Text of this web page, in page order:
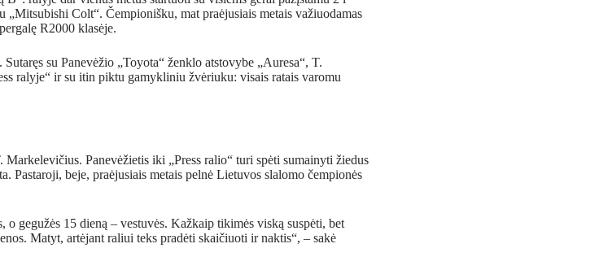
Colt“. Čempionišku, mat praėjusiais metais važiuodamas
R2000 klasėje.
su Panevėžio „Toyota“ ženklo atstovybe „Auresa“, T.
ralyje“ ir su itin piktu gamykliniu žvėriuku: visais ratais varomu
Panevėžietis iki „Press ralio“ turi spėti sumainyti žiedus
Pastaroji, beje, praėjusiais metais pelnė Lietuvos slalomo čempionės
o gegužės 15 dieną – vestuvės. Kažkaip tikimės viską suspėti, bet
Matyt, artėjant raliui teks pradėti skaičiuoti ir naktis“, – sakė